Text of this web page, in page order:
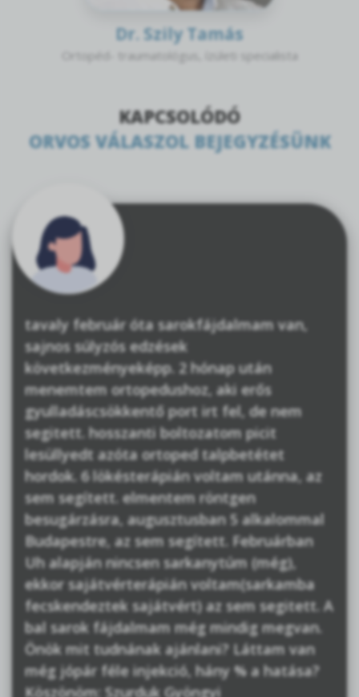
Dr. Szily Tamás
Ortopéd- traumatológus, ízületi specialista
KAPCSOLÓDÓ
ORVOS VÁLASZOL BEJEGYZÉSÜNK
tavaly február óta sarokfájdalmam van,
sajnos súlyzós edzések
következményeképp. 2 hónap után
menemtem ortopedushoz, aki erős
gyulladáscsökkentő port irt fel, de nem
segitett. hosszanti boltozatom picit
lesüllyedt azóta ortoped talpbetétet
hordok. 6 lökésterápián voltam utánna, az
sem segített. elmentem röntgen
besugárzásra, augusztusban 5 alkalommal
Budapestre, az sem segített. Februárban
Uh alapján nincsen sarkanytúm (még),
ekkor sajátvérterápián voltam(sarkamba
fecskendeztek sajátvért) az sem segitett. A
bal sarok fájdalmam még mindig megvan.
Önök mit tudnának ajánlani? Láttam van
még jópár féle injekció, hány % a hatása?
Köszönöm: Szurduk Gyöngyi